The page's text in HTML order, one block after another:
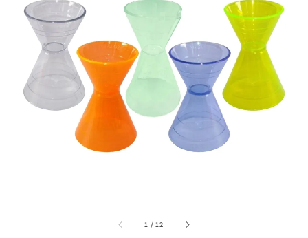
1 / 12